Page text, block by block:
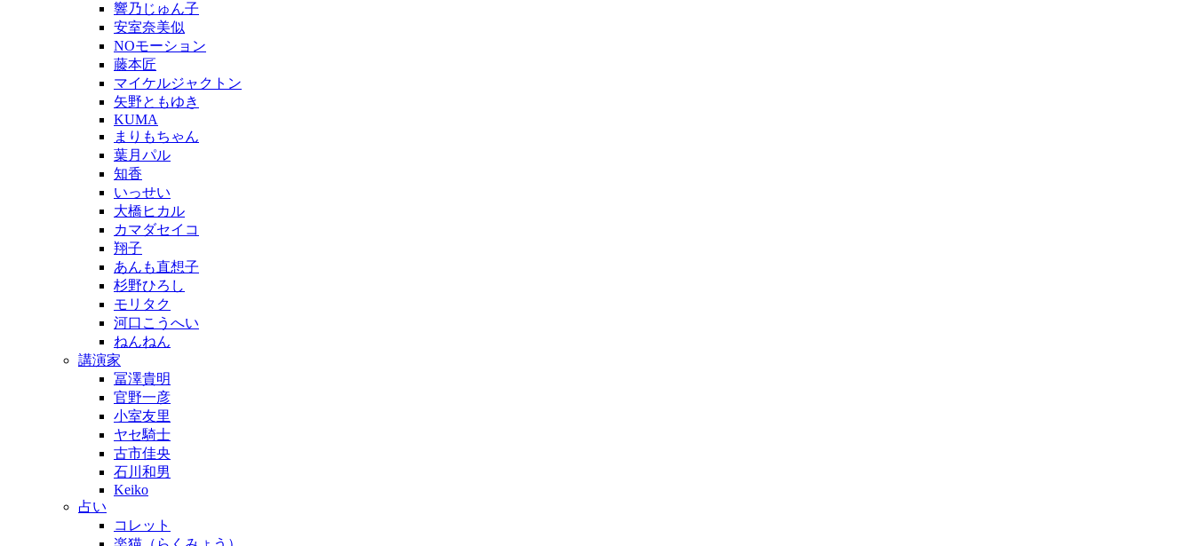
響乃じゅん子
安室奈美似
NOモーション
藤本匠
マイケルジャクトン
矢野ともゆき
KUMA
まりもちゃん
葉月パル
知香
いっせい
大橋ヒカル
カマダセイコ
翔子
あんも直想子
杉野ひろし
モリタク
河口こうへい
ねんねん
講演家
冨澤貴明
官野一彦
小室友里
ヤセ騎士
古市佳央
石川和男
Keiko
占い
コレット